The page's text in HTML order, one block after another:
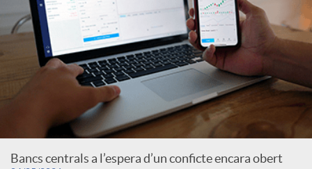
Bancs centrals a l’espera d’un conficte encara obert